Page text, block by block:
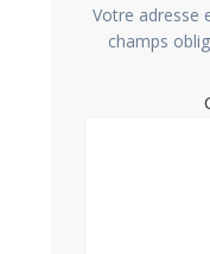
Votre adresse
champs